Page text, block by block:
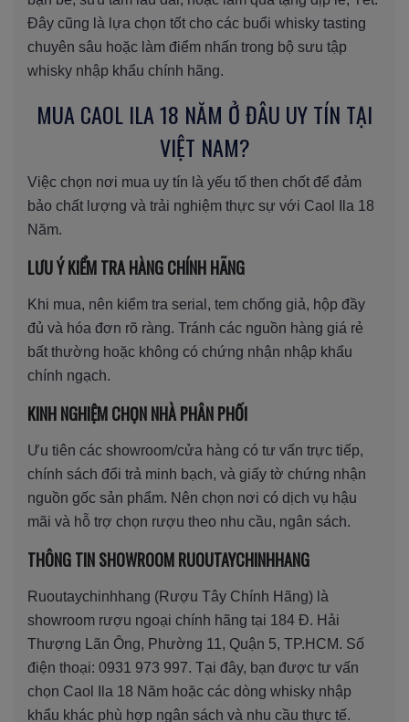
Đây cũng là lựa chọn tốt cho các buổi whisky tasting
chuyên sâu hoặc làm điểm nhấn trong bộ sưu tập
whisky nhập khẩu chính hãng.
MUA CAOL ILA 18 NĂM Ở ĐÂU UY TÍN TẠI
VIỆT NAM?
Việc chọn nơi mua uy tín là yếu tố then chốt để đảm
bảo chất lượng và trải nghiệm thực sự với Caol Ila 18
Năm.
LƯU Ý KIỂM TRA HÀNG CHÍNH HÃNG
Khi mua, nên kiểm tra serial, tem chống giả, hộp đầy
đủ và hóa đơn rõ ràng. Tránh các nguồn hàng giá rẻ
bất thường hoặc không có chứng nhận nhập khẩu
chính ngạch.
KINH NGHIỆM CHỌN NHÀ PHÂN PHỐI
Ưu tiên các showroom/cửa hàng có tư vấn trực tiếp,
chính sách đổi trả minh bạch, và giấy tờ chứng nhận
nguồn gốc sản phẩm. Nên chọn nơi có dịch vụ hậu
mãi và hỗ trợ chọn rượu theo nhu cầu, ngân sách.
THÔNG TIN SHOWROOM RUOUTAYCHINHHANG
Ruoutaychinhhang (Rượu Tây Chính Hãng) là
showroom rượu ngoại chính hãng tại 184 Đ. Hải
Thượng Lãn Ông, Phường 11, Quận 5, TP.HCM. Số
điện thoại: 0931 973 997. Tại đây, bạn được tư vấn
chọn Caol Ila 18 Năm hoặc các dòng whisky nhập
khẩu khác phù hợp ngân sách và nhu cầu thực tế.